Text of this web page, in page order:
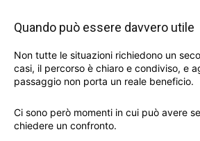
Quando può essere davvero utile
Non tutte le situazioni richiedono un
casi, il percorso è chiaro e condiviso, e
passaggio non porta un reale beneficio.
Ci sono però momenti in cui può avere
chiedere un confronto.